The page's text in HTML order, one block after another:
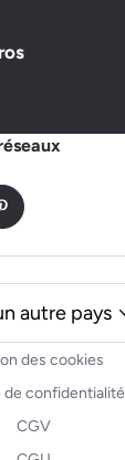
Pinterest
des cookies
de confidentialité
CGV
autre pays